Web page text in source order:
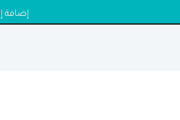
إضافة